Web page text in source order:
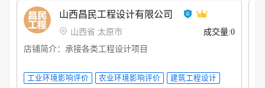
山西昌民工程设计有限公司
山西省 太原市
成交量:0
店铺简介：承接各类工程设计项目